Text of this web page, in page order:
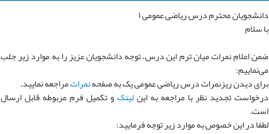
دانشجویان محترم درس ریاضی عمومی ۱
با سلام
ضمن اعلام نمرات میان ترم این درس، توجه دانشجویان عزیز را به موارد زیر جلب
می‌نماییم:
برای دیدن ریزنمرات درس ریاضی عمومی یک به صفحهنمراتمراجعه نمایید.
درخواست تجديد نظر با مراجعه به اینلینکو تکمیل فرم مربوطه قابل ارسال
است.
لطفا در این خصوص به موارد زیر توجه فرمایید: